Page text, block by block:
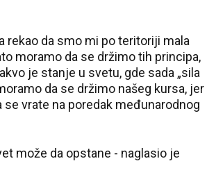
rekao da smo mi po teritoriji mala
moramo da se držimo tih principa,
je stanje u svetu, gde sada „sila
da se držimo našeg kursa, jer
se vrate na poredak međunarodnog
može da opstane - naglasio je